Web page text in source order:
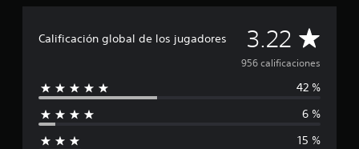
Calificación global de los jugadores 3.22 C
a
l
956 calificaciones
42 %
6 %
15 %